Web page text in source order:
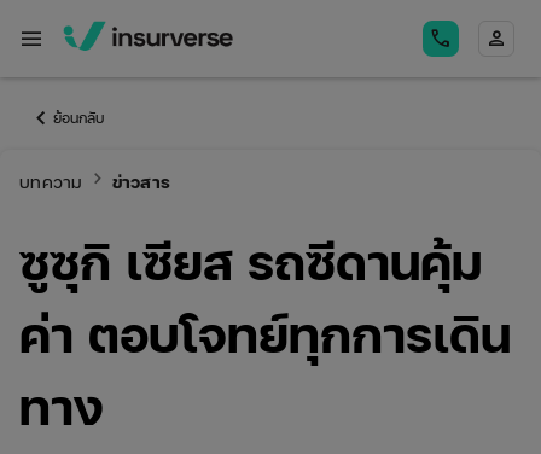
menu call person
keyboard_arrow_left ย้อนกลับ
บทความ keyboard_arrow_right ข่าวสาร
ซูซุกิ เซียส รถซีดานคุ้ม
ค่า ตอบโจทย์ทุกการเดิน
ทาง